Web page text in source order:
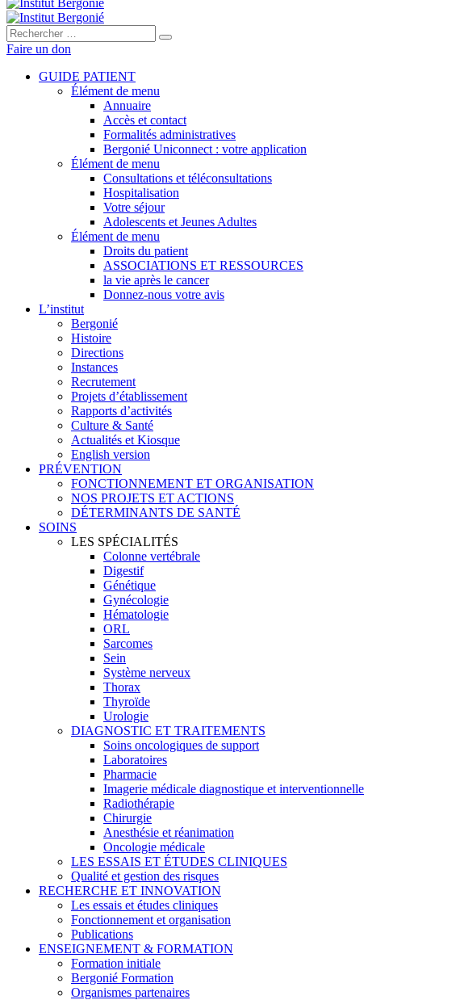
Rechercher :
Faire un don
GUIDE PATIENT
Élément de menu
Annuaire
Accès et contact
Formalités administratives
Bergonié Uniconnect : votre application
Élément de menu
Consultations et téléconsultations
Hospitalisation
Votre séjour
Adolescents et Jeunes Adultes
Élément de menu
Droits du patient
ASSOCIATIONS ET RESSOURCES
la vie après le cancer
Donnez-nous votre avis
L’institut
Bergonié
Histoire
Directions
Instances
Recrutement
Projets d’établissement
Rapports d’activités
Culture & Santé
Actualités et Kiosque
English version
PRÉVENTION
FONCTIONNEMENT ET ORGANISATION
NOS PROJETS ET ACTIONS
DÉTERMINANTS DE SANTÉ
SOINS
LES SPÉCIALITÉS
Colonne vertébrale
Digestif
Génétique
Gynécologie
Hématologie
ORL
Sarcomes
Sein
Système nerveux
Thorax
Thyroïde
Urologie
DIAGNOSTIC ET TRAITEMENTS
Soins oncologiques de support
Laboratoires
Pharmacie
Imagerie médicale diagnostique et interventionnelle
Radiothérapie
Chirurgie
Anesthésie et réanimation
Oncologie médicale
LES ESSAIS ET ÉTUDES CLINIQUES
Qualité et gestion des risques
RECHERCHE ET INNOVATION
Les essais et études cliniques
Fonctionnement et organisation
Publications
ENSEIGNEMENT & FORMATION
Formation initiale
Bergonié Formation
Organismes partenaires